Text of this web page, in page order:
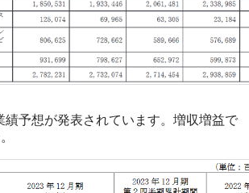
績予想が発表されています。増収増益で